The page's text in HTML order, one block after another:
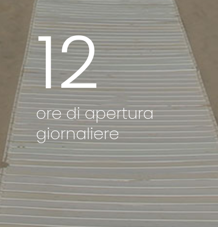
12
ore di apertura
giornaliere